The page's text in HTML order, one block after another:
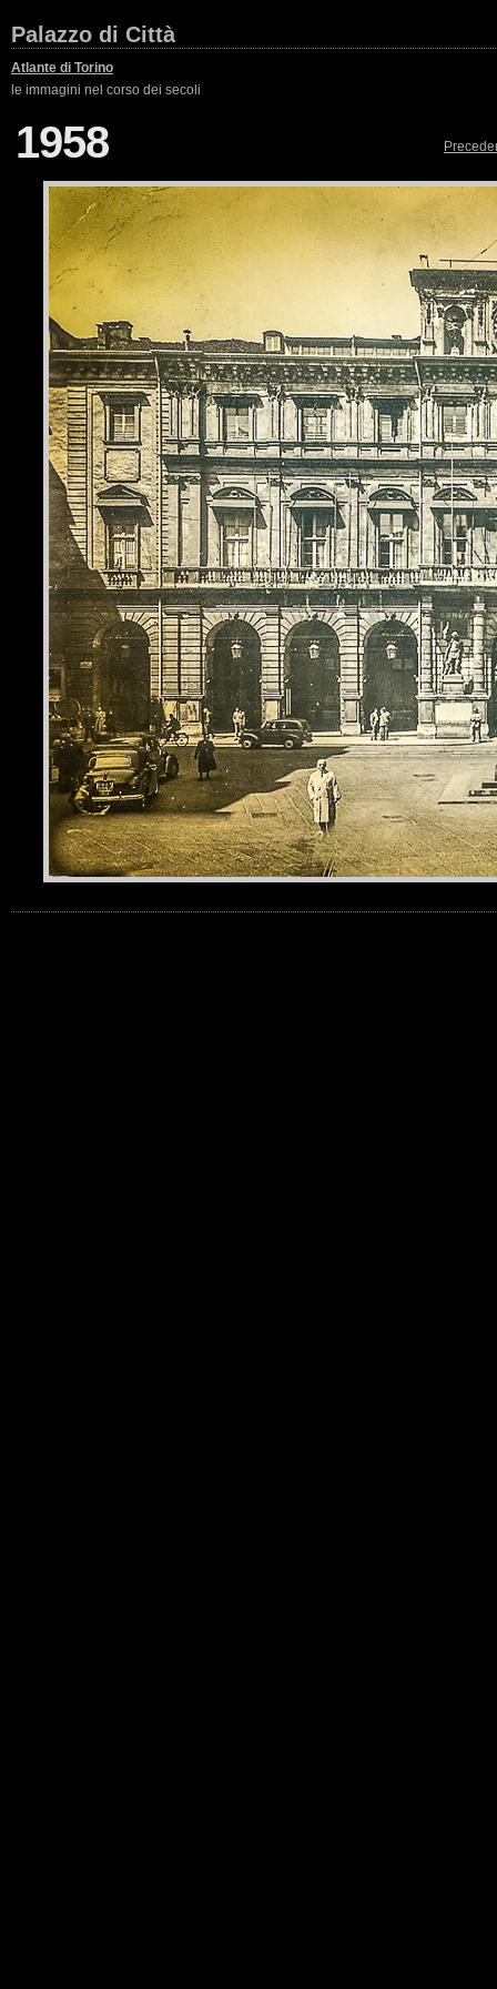
Palazzo di Città
Atlante di Torino
le immagini nel corso dei secoli
1958